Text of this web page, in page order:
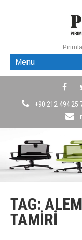
Menu
+90 212 494 25
TAG:
TAMIRI